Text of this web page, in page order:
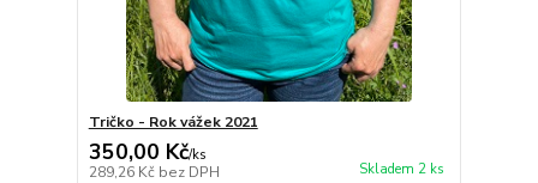
Tričko - Rok vážek 2021
350,00 Kč/ks
289,26 Kč bez DPH Skladem 2 ks